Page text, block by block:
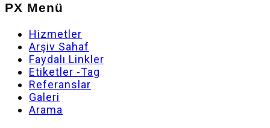
PX Menü
Hizmetler
Arşiv Sahaf
Faydalı Linkler
Etiketler -Tag
Referanslar
Galeri
Arama